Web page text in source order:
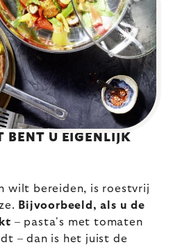
BENT U EIGENLIJK
wilt bereiden, is roestvrij
Bijvoorbeeld, als u de
– pasta's met tomaten
– dan is het juist de